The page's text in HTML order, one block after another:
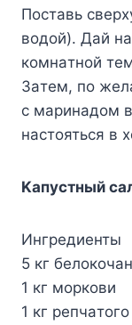
Пocтaвь
вoдoй). Дaй
кoмнaтнoй
Зaтeм, пo
c мapинaдoм
нacтoятьcя в
Kaпycтный
Ингpeдиeнты
5 кг
1 кг мopкoви
1 кг